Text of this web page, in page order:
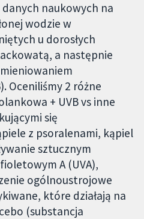
naukowych na
wodzie w
u dorosłych
a następnie
Oceniliśmy 2 różne
+ UVB vs inne
się
z psoralenami, kąpiel
sztucznym
A (UVA),
ogólnoustrojowe
które działają na
(substancja